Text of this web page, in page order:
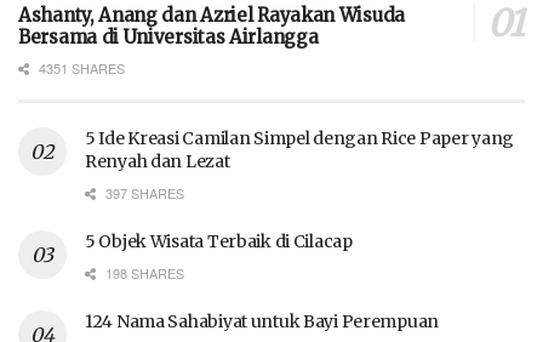
Ashanty, Anang dan Azriel Rayakan Wisuda
Bersama di Universitas Airlangga
4351 SHARES
5 Ide Kreasi Camilan Simpel dengan Rice Paper yang
Renyah dan Lezat
397 SHARES
5 Objek Wisata Terbaik di Cilacap
198 SHARES
124 Nama Sahabiyat untuk Bayi Perempuan